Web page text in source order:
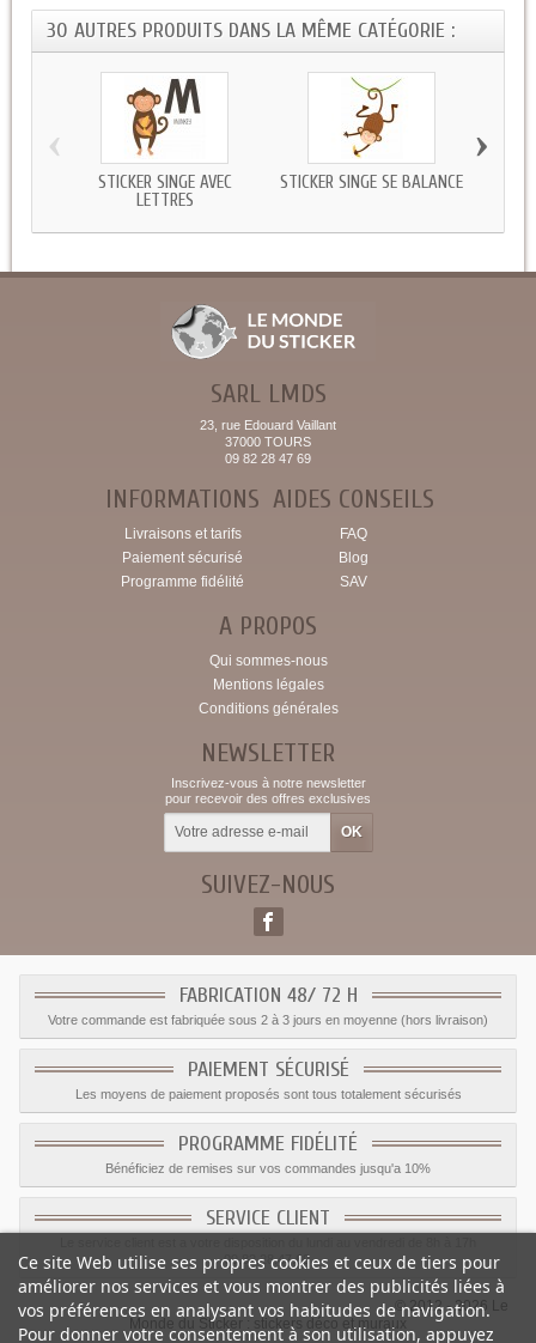
30 AUTRES PRODUITS DANS LA MÊME CATÉGORIE :
STICKER SINGE AVEC
LETTRES
STICKER SINGE SE BALANCE
‹ ›
SARL LMDS
23, rue Edouard Vaillant
37000 TOURS
09 82 28 47 69
INFORMATIONS
Livraisons et tarifs
Paiement sécurisé
Programme fidélité
AIDES CONSEILS
FAQ
Blog
SAV
A PROPOS
Qui sommes-nous
Mentions légales
Conditions générales
NEWSLETTER
Inscrivez-vous à notre newsletter
pour recevoir des offres exclusives
SUIVEZ-NOUS
FABRICATION 48/ 72 H
Votre commande est fabriquée sous 2 à 3 jours en moyenne (hors livraison)
PAIEMENT SÉCURISÉ
Les moyens de paiement proposés sont tous totalement sécurisés
PROGRAMME FIDÉLITÉ
Bénéficiez de remises sur vos commandes jusqu'a 10%
SERVICE CLIENT
09.82.28.47.69.
© 2012 - 2026 Le
Monde du Sticker :
stickers déco et muraux
Ce site Web utilise ses propres cookies et ceux de tiers pour
améliorer nos services et vous montrer des publicités liées à
vos préférences en analysant vos habitudes de navigation.
Pour donner votre consentement à son utilisation, appuyez